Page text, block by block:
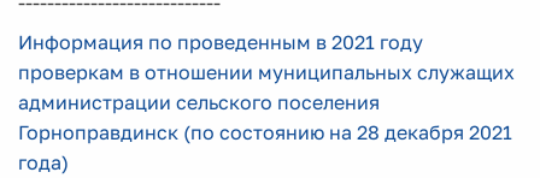
Информация по проведенным в 2021 году
проверкам в отношении муниципальных служащих
администрации сельского поселения
Горноправдинск (по состоянию на 28 декабря 2021
года)